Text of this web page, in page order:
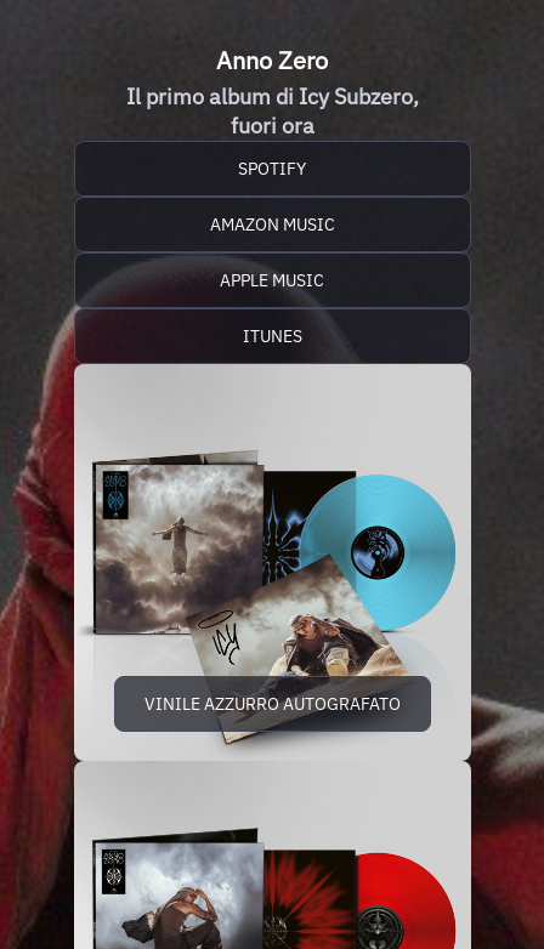
Anno Zero
Il primo album di Icy Subzero,
fuori ora
SPOTIFY
AMAZON MUSIC
APPLE MUSIC
ITUNES
VINILE AZZURRO AUTOGRAFATO